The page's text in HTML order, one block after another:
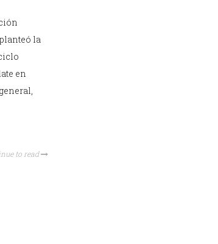
la
en
to read